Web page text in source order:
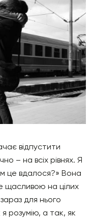
відпустити
– на всіх рівнях. Я
це вдалося?» Вона
щасливою на цілих
для нього
розумію, а так, як